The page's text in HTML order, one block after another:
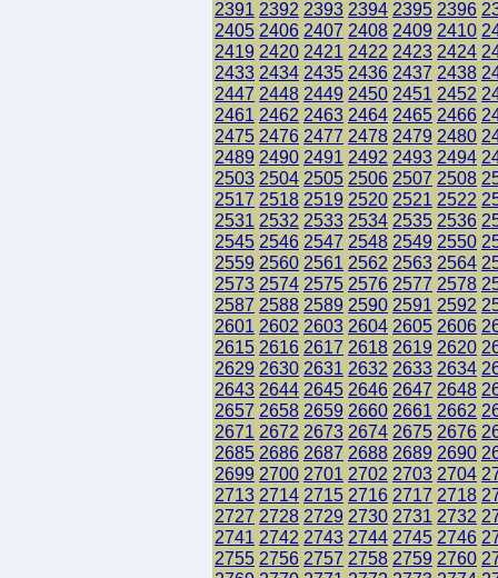
2391 2392 2393 2394 2395 2396
2405 2406 2407 2408 2409 2410
2419 2420 2421 2422 2423 2424
2433 2434 2435 2436 2437 2438
2447 2448 2449 2450 2451 2452
2461 2462 2463 2464 2465 2466
2475 2476 2477 2478 2479 2480
2489 2490 2491 2492 2493 2494
2503 2504 2505 2506 2507 2508
2517 2518 2519 2520 2521 2522
2531 2532 2533 2534 2535 2536
2545 2546 2547 2548 2549 2550
2559 2560 2561 2562 2563 2564
2573 2574 2575 2576 2577 2578
2587 2588 2589 2590 2591 2592
2601 2602 2603 2604 2605 2606
2615 2616 2617 2618 2619 2620
2629 2630 2631 2632 2633 2634
2643 2644 2645 2646 2647 2648
2657 2658 2659 2660 2661 2662
2671 2672 2673 2674 2675 2676
2685 2686 2687 2688 2689 2690
2699 2700 2701 2702 2703 2704
2713 2714 2715 2716 2717 2718
2727 2728 2729 2730 2731 2732
2741 2742 2743 2744 2745 2746
2755 2756 2757 2758 2759 2760